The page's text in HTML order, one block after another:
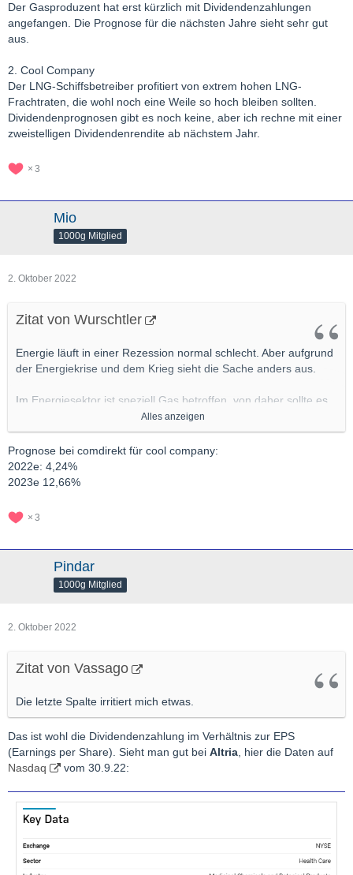
Der Gasproduzent hat erst kürzlich mit Dividendenzahlungen
angefangen. Die Prognose für die nächsten Jahre sieht sehr gut
aus.
2. Cool Company
Der LNG-Schiffsbetreiber profitiert von extrem hohen LNG-
Frachtraten, die wohl noch eine Weile so hoch bleiben sollten.
Dividendenprognosen gibt es noch keine, aber ich rechne mit einer
zweistelligen Dividendenrendite ab nächstem Jahr.
3
Mio
1000g Mitglied
2. Oktober 2022
Zitat von Wurschtler
Energie läuft in einer Rezession normal schlecht. Aber aufgrund
der Energiekrise und dem Krieg sieht die Sache anders aus.
Im Energiesektor ist speziell Gas betroffen, von daher sollte es
dort halbwegs sichere Dividenden geben.
Vorschläge:
1. Energean
Der Gasproduzent hat erst kürzlich mit Dividendenzahlungen
aus.
Frachtraten, die wohl noch eine Weile so hoch bleiben sollten.
Dividendenprognosen gibt es noch keine, aber ich rechne mit
Alles anzeigen
Prognose bei comdirekt für cool company:
2022e: 4,24%
2023e 12,66%
3
Pindar
1000g Mitglied
2. Oktober 2022
Zitat von Vassago
Die letzte Spalte irritiert mich etwas.
Das ist wohl die Dividendenzahlung im Verhältnis zur EPS
(Earnings per Share). Sieht man gut bei Altria , hier die Daten auf
Nasdaq
vom 30.9.22: